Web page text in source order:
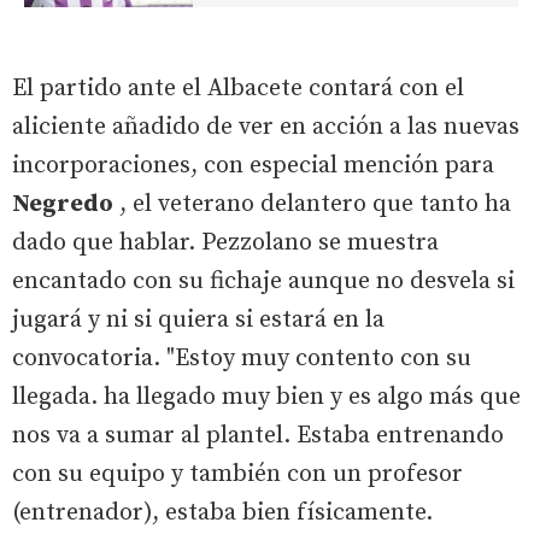
El partido ante el Albacete contará con el
aliciente añadido de ver en acción a las nuevas
incorporaciones, con especial mención para
Negredo , el veterano delantero que tanto ha
dado que hablar. Pezzolano se muestra
encantado con su fichaje aunque no desvela si
jugará y ni si quiera si estará en la
convocatoria. "Estoy muy contento con su
llegada. ha llegado muy bien y es algo más que
nos va a sumar al plantel. Estaba entrenando
con su equipo y también con un profesor
(entrenador), estaba bien físicamente.